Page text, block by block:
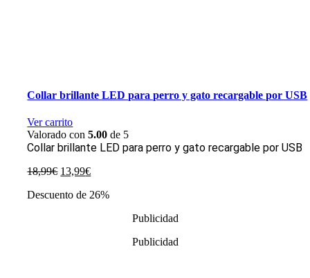
Collar brillante LED para perro y gato recargable por USB
Ver carrito
Valorado con5.00 de 5
Collar brillante LED para perro y gato recargable por USB
18,99€ El
original
13,99€El
actual
Descuento de 26%
Publicidad
Publicidad